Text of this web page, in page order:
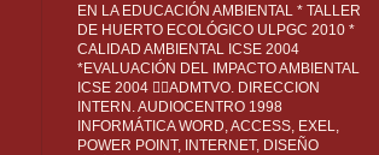
EN LA EDUCACIÓN AMBIENTAL * TALLER
DE HUERTO ECOLÓGICO ULPGC 2010 *
CALIDAD AMBIENTAL ICSE 2004
*EVALUACIÓN DEL IMPACTO AMBIENTAL
ICSE 2004 ADMTVO. DIRECCION
INTERN. AUDIOCENTRO 1998
INFORMÁTICA WORD, ACCESS, EXEL,
POWER POINT, INTERNET, DISEÑO